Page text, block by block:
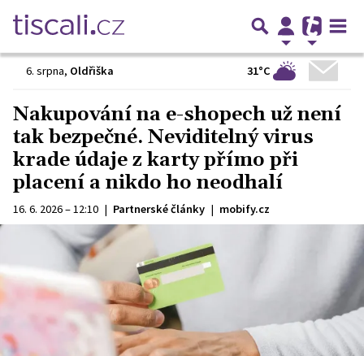
6. srpna, Oldřiška 31°C
Nakupování na e-shopech už není
tak bezpečné. Neviditelný virus
krade údaje z karty přímo při
placení a nikdo ho neodhalí
16. 6. 2026 – 12:10 | Partnerské články | mobify.cz